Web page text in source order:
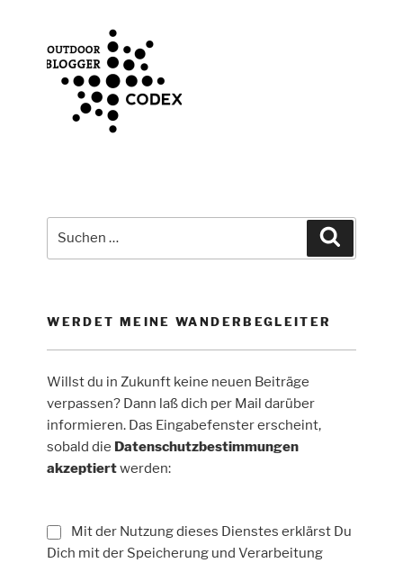
WERDET MEINE WANDERBEGLEITER
Willst du in Zukunft keine neuen Beiträge
verpassen? Dann laß dich per Mail darüber
informieren. Das Eingabefenster erscheint,
sobald die Datenschutzbestimmungen
akzeptiertwerden:
Mit der Nutzung dieses Dienstes erklärst Du
Dich mit der Speicherung und Verarbeitung